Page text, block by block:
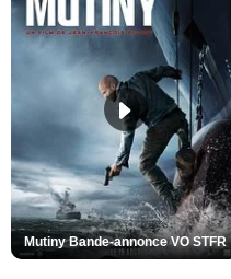
Mutiny Bande-annonce VO STFR